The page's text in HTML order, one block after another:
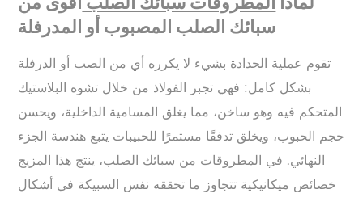
سبائك الصلب المصبوب أو المدرفلة
تقوم عملية الحدادة بشيء لا يكرره أي من الصب أو الدرفلة
بشكل كامل: فهي تجبر الفولاذ من خلال تشوه البلاستيك
المتحكم فيه وهو ساخن، مما يغلق المسامية الداخلية، ويحسن
حجم الحبوب، ويخلق تدفقًا مستمرًا للحبيبات يتبع هندسة الجزء
النهائي. في المطروقات من سبائك الصلب، ينتج هذا المزيج
خصائص ميكانيكية تتجاوز ما تحققه نفس السبيكة في أشكال